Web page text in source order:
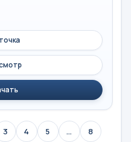
3 4 5 ...
8